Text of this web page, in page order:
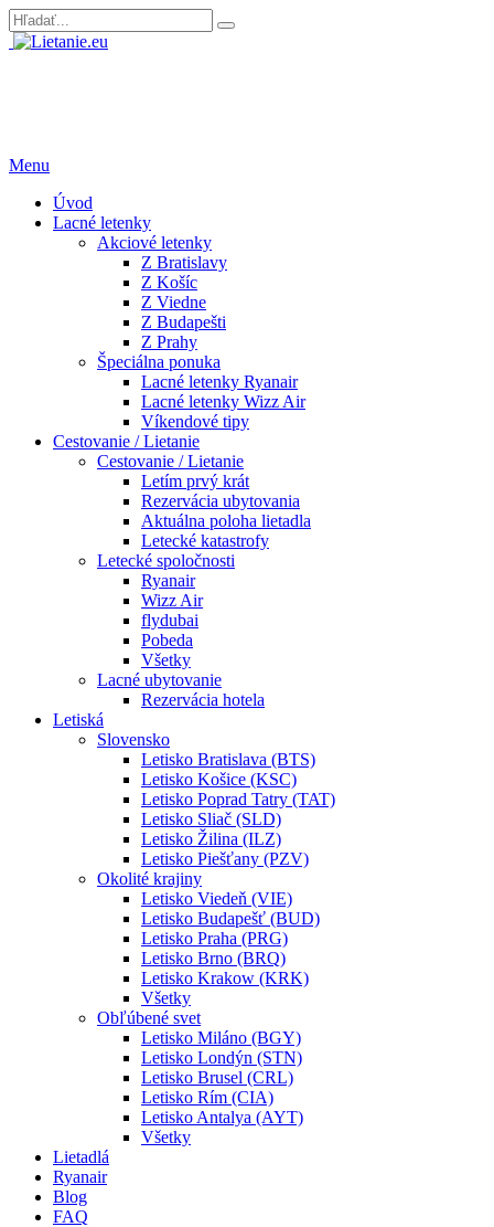
Menu
Úvod
Lacné letenky
Akciové letenky
Z Bratislavy
Z Košíc
Z Viedne
Z Budapešti
Z Prahy
Špeciálna ponuka
Lacné letenky Ryanair
Lacné letenky Wizz Air
Víkendové tipy
Cestovanie / Lietanie
Cestovanie / Lietanie
Letím prvý krát
Rezervácia ubytovania
Aktuálna poloha lietadla
Letecké katastrofy
Letecké spoločnosti
Ryanair
Wizz Air
flydubai
Pobeda
Všetky
Lacné ubytovanie
Rezervácia hotela
Letiská
Slovensko
Letisko Bratislava (BTS)
Letisko Košice (KSC)
Letisko Poprad Tatry (TAT)
Letisko Sliač (SLD)
Letisko Žilina (ILZ)
Letisko Piešťany (PZV)
Okolité krajiny
Letisko Viedeň (VIE)
Letisko Budapešť (BUD)
Letisko Praha (PRG)
Letisko Brno (BRQ)
Letisko Krakow (KRK)
Všetky
Obľúbené svet
Letisko Miláno (BGY)
Letisko Londýn (STN)
Letisko Brusel (CRL)
Letisko Rím (CIA)
Letisko Antalya (AYT)
Všetky
Lietadlá
Ryanair
Blog
FAQ